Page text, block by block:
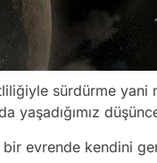
sürdürme
yaşadığımız
bir evrende kendini